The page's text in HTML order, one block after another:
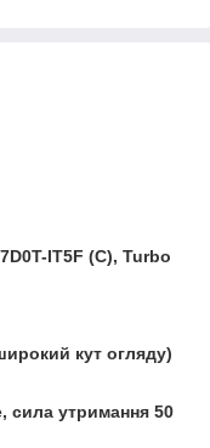
IT5F (C), Turbo
кут огляду)
сила утримання 50